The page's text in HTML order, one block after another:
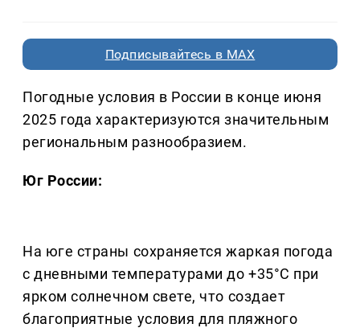
Подписывайтесь в MAX
Погодные условия в России в конце июня
2025 года характеризуются значительным
региональным разнообразием.
Юг России:
На юге страны сохраняется жаркая погода
с дневными температурами до +35°C при
ярком солнечном свете, что создает
благоприятные условия для пляжного